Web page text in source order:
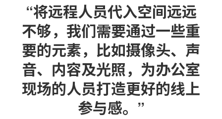
“将远程人员代入空间远远
不够，我们需要通过一些重
要的元素，比如摄像头、声
音、内容及光照，为办公室
现场的人员打造更好的线上
参与感。”